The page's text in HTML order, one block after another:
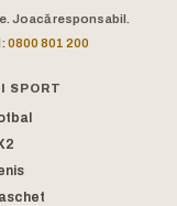
Joacă responsabil.
0800 801 200
SPORT